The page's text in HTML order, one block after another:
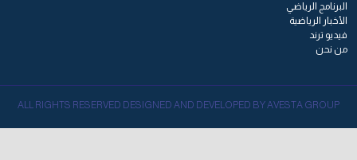
البرنامج الرياضي
الأخبار الرياضية
فيديو ترند
من نحن
ALL RIGHTS RESERVED DESIGNED AND DEVELOPED BY AVESTA GROUP